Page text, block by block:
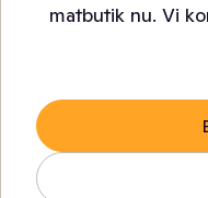
matbutik nu. Vi